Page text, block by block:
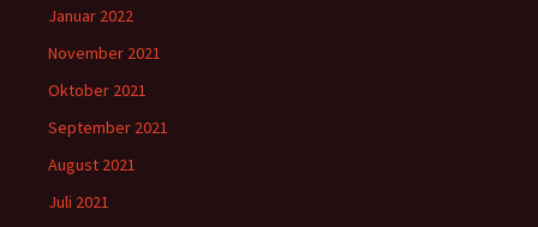
Januar 2022
November 2021
Oktober 2021
September 2021
August 2021
Juli 2021